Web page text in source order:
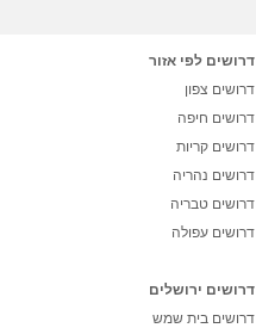
דרושים לפי אזור
דרושים צפון
דרושים חיפה
דרושים קריות
דרושים נהריה
דרושים טבריה
דרושים עפולה
דרושים ירושלים
דרושים בית שמש